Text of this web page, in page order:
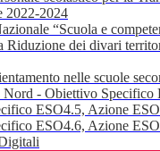
2022-2024
“Scuola e
dei divari
nelle scuole
- Obiettivo
ESO4.5, Azione
ESO4.6, Azione